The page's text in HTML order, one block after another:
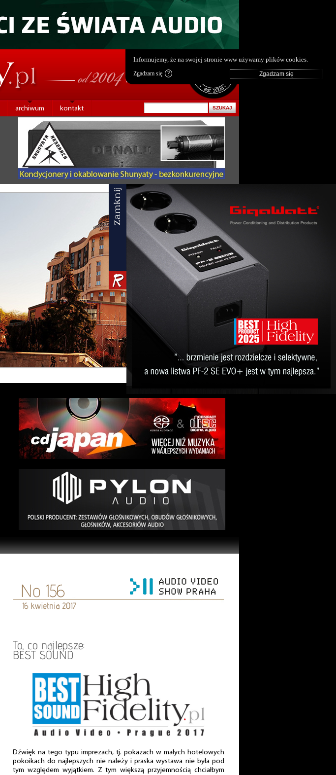
archiwum kontakt
To, co najlepsze:
BEST SOUND
Dźwięk na tego typu imprezach, tj. pokazach w małych hotelowych
pokoikach do najlepszych nie należy i praska wystawa nie była pod
tym względem wyjątkiem. Z tym większą przyjemnością chciałbym
Informujemy, że na swojej stronie www używamy plików cookies.
Zgadzam się ?